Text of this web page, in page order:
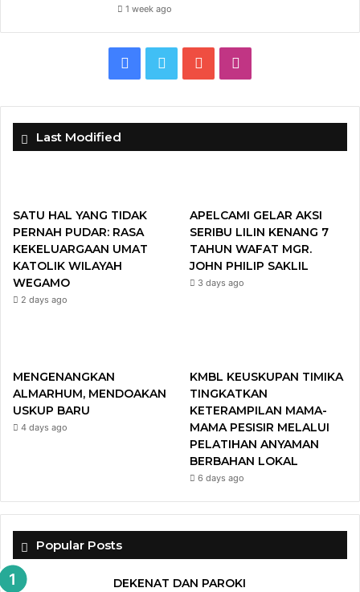
1 week ago
c
o
o
i
u
b
e
s
g
r
a
Last Modified
SATU HAL YANG TIDAK
PERNAH PUDAR: RASA
KEKELUARGAAN UMAT
KATOLIK WILAYAH
WEGAMO
2 days ago
APELCAMI GELAR AKSI
SERIBU LILIN KENANG 7
TAHUN WAFAT MGR.
JOHN PHILIP SAKLIL
3 days ago
MENGENANGKAN
ALMARHUM, MENDOAKAN
USKUP BARU
4 days ago
KMBL KEUSKUPAN TIMIKA
TINGKATKAN
KETERAMPILAN MAMA-
MAMA PESISIR MELALUI
PELATIHAN ANYAMAN
BERBAHAN LOKAL
6 days ago
Popular Posts
DEKENAT DAN PAROKI